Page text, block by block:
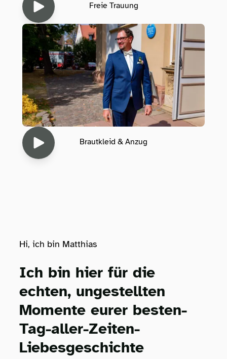
Freie Trauung
Brautkleid & Anzug
Hi, ich bin Matthias
Ich bin hier für die
echten, ungestellten
Momente eurer besten-
Tag-aller-Zeiten-
Liebesgeschichte